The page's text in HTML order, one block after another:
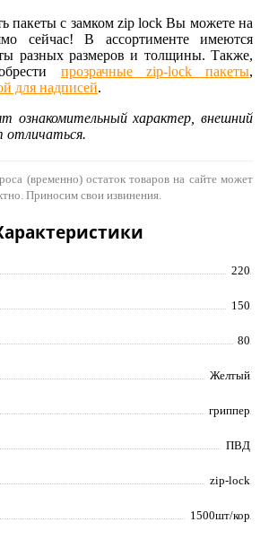
пакеты с замком zip lock Вы можете на
сейчас! В ассортименте имеются
разных размеров и толщины. Также,
прозрачные zip-lock пакеты,
для надписей.
ознакомительный характер, внешний
(временно) остаток товаров на сайте может
Приносим свои извинения.
220
150
80
Желтый
гриппер
ПВД
zip-lock
1500шт/кор